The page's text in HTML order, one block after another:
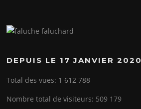
DEPUIS LE 17 JANVIER 2020
Total des vues: 1 612 788
Nombre total de visiteurs: 509 179